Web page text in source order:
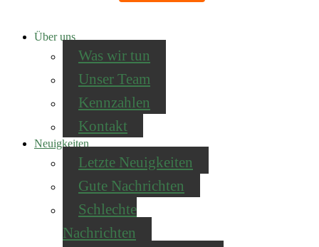
Über uns
Was wir tun
Unser Team
Kennzahlen
Kontakt
Neuigkeiten
Letzte Neuigkeiten
Gute Nachrichten
Schlechte
Nachrichten